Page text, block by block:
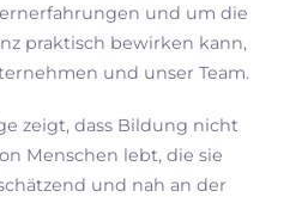
und um die
praktisch bewirken kann,
und unser Team.
zeigt, dass Bildung nicht
Menschen lebt, die sie
und nah an der